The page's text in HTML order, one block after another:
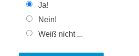
Ja!
Nein!
Weiß nicht ...